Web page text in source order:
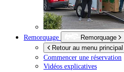
Remorquage
Remorquage
Retour au menu principal
Commencer une réservation
Vidéos explicatives